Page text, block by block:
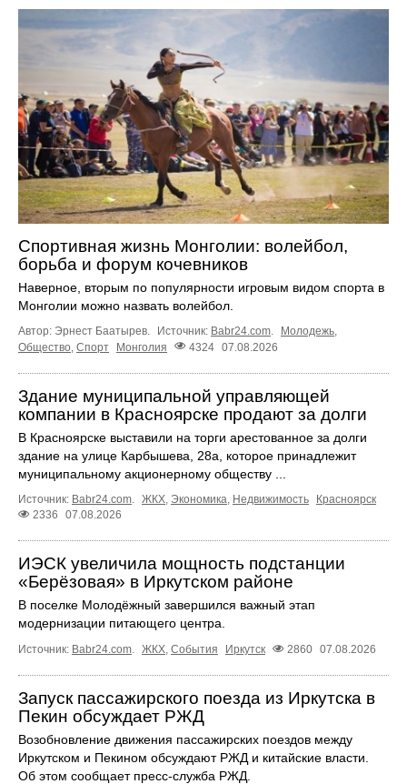
Спортивная жизнь Монголии: волейбол,
борьба и форум кочевников
Наверное, вторым по популярности игровым видом спорта в
Монголии можно назвать волейбол.
Автор: Эрнест Баатырев. Источник: Babr24.com. Молодежь,
Общество Спорт Монголия 4324 07.08.2026
Здание муниципальной управляющей
компании в Красноярске продают за долги
В Красноярске выставили на торги арестованное за долги
здание на улице Карбышева, 28а, которое принадлежит
муниципальному акционерному обществу ...
Источник: Babr24.com ЖКХ Экономика Недвижимость
Красноярск
2336
07.08.2026
ИЭСК увеличила мощность подстанции
«Берёзовая» в Иркутском районе
В поселке Молодёжный завершился важный этап
модернизации питающего центра.
Источник: Babr24.com ЖКХ События Иркутск 2860 07.08.2026
Запуск пассажирского поезда из Иркутска в
Пекин обсуждает РЖД
Возобновление движения пассажирских поездов между
Иркутском и Пекином обсуждают РЖД и китайские власти.
Об этом сообщает пресс‑служба РЖД.